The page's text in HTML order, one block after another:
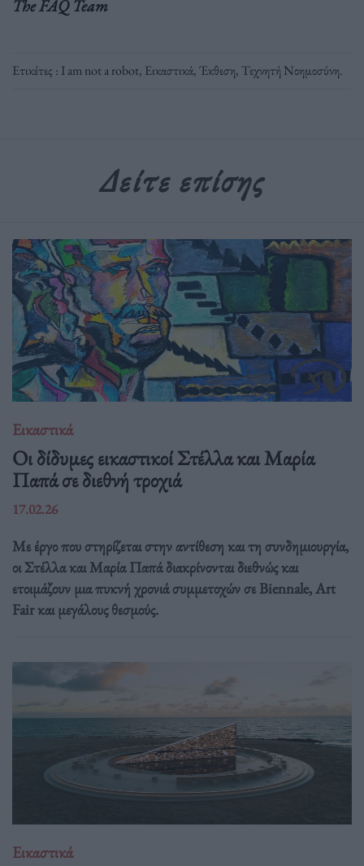
The FAQ Team
Ετικέτες : I am not a robot, Εικαστικά,Έκθεση, Τεχνητή Νοημοσύνη.
Δείτε επίσης
Εικαστικά
Οι δίδυμες εικαστικοί Στέλλα και Μαρία
Παπά σε διεθνή τροχιά
17.02.26
Με έργο που στηρίζεται στην αντίθεση και τη συνδημιουργία,
οι Στέλλα και Μαρία Παπά διακρίνονται διεθνώς και
ετοιμάζουν μια πυκνή χρονιά συμμετοχών σε Biennale, Art
Fair και μεγάλους θεσμούς.
Εικαστικά